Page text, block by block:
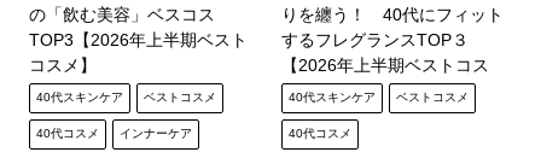
の「飲む美容」ベスコス
TOP3【2026年上半期ベスト
コスメ】
40代スキンケア ベストコスメ
40代コスメ インナーケア
りを纏う！ 40代にフィット
するフレグランスTOP３
【2026年上半期ベストコス
メ】
40代スキンケア ベストコスメ
40代コスメ